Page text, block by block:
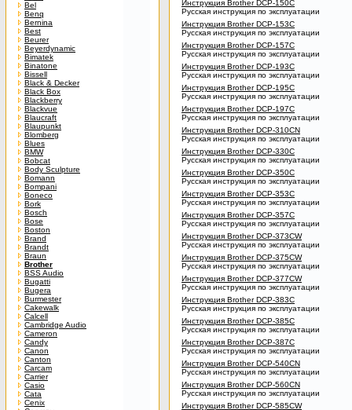
Bel
Benq
Bernina
Best
Beurer
Beyerdynamic
Bimatek
Binatone
Bissell
Black & Decker
Black Box
Blackberry
Blackvue
Blaucraft
Blaupunkt
Blomberg
Blues
BMW
Bobcat
Body Sculpture
Bomann
Bompani
Boneco
Bork
Bosch
Bose
Boston
Brand
Brandt
Braun
Brother
BSS Audio
Bugatti
Bugera
Burmester
Cakewalk
Calcell
Cambridge Audio
Cameron
Candy
Canon
Canton
Carcam
Carrier
Casio
Cata
Cenix
Инструкция Brother DCP-150C
Русская инструкция по эксплуатации
Инструкция Brother DCP-153C
Русская инструкция по эксплуатации
Инструкция Brother DCP-157C
Русская инструкция по эксплуатации
Инструкция Brother DCP-193C
Русская инструкция по эксплуатации
Инструкция Brother DCP-195C
Русская инструкция по эксплуатации
Инструкция Brother DCP-197C
Русская инструкция по эксплуатации
Инструкция Brother DCP-310CN
Русская инструкция по эксплуатации
Инструкция Brother DCP-330C
Русская инструкция по эксплуатации
Инструкция Brother DCP-350C
Русская инструкция по эксплуатации
Инструкция Brother DCP-353C
Русская инструкция по эксплуатации
Инструкция Brother DCP-357C
Русская инструкция по эксплуатации
Инструкция Brother DCP-373CW
Русская инструкция по эксплуатации
Инструкция Brother DCP-375CW
Русская инструкция по эксплуатации
Инструкция Brother DCP-377CW
Русская инструкция по эксплуатации
Инструкция Brother DCP-383C
Русская инструкция по эксплуатации
Инструкция Brother DCP-385C
Русская инструкция по эксплуатации
Инструкция Brother DCP-387C
Русская инструкция по эксплуатации
Инструкция Brother DCP-540CN
Русская инструкция по эксплуатации
Инструкция Brother DCP-560CN
Русская инструкция по эксплуатации
Инструкция Brother DCP-585CW